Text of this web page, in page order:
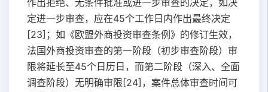
作出拒绝、无条件批准或进一步审查的决定，如决
定进一步审查，应在45个工作日内作出最终决定
[23]；如《欧盟外商投资审查条例》的修订生效，
法国外商投资审查的第一阶段（初步审查阶段）审
限将延长至45个日历日，而第二阶段（深入、全面
调查阶段）无明确审限[24]，案件总体审查时间可